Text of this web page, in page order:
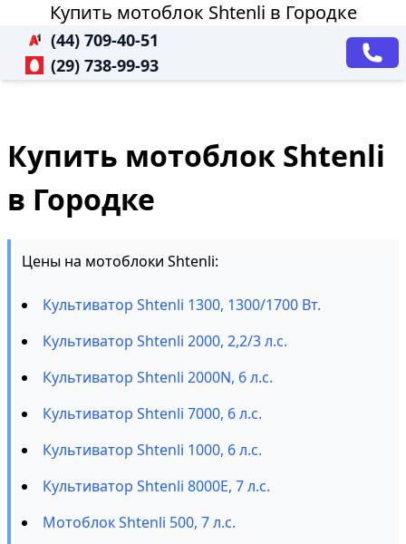
Купить мотоблок Shtenli в Городке
(44) 709-40-51
(29) 738-99-93
Купить мотоблок Shtenli
в Городке
Цены на мотоблоки Shtenli:
Культиватор Shtenli 1300, 1300/1700 Вт.
Культиватор Shtenli 2000, 2,2/3 л.с.
Культиватор Shtenli 2000N, 6 л.с.
Культиватор Shtenli 7000, 6 л.с.
Культиватор Shtenli 1000, 6 л.с.
Культиватор Shtenli 8000E, 7 л.с.
Мотоблок Shtenli 500, 7 л.с.